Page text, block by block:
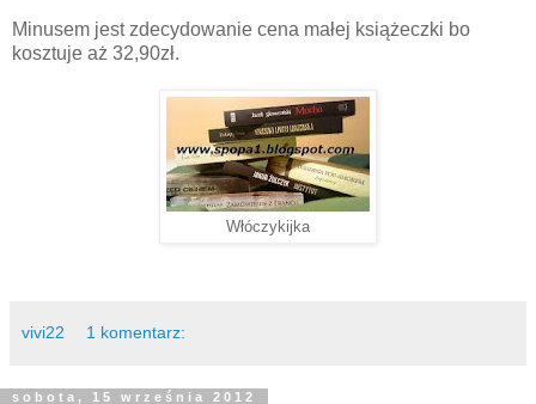
Minusem jest zdecydowanie cena małej książeczki bo
kosztuje aż 32,90zł.
Włóczykijka
vivi22 1 komentarz:
sobota, 15 września 2012